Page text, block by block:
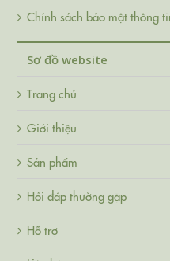
Chính sách bảo mật thông
Sơ đồ website
Trang chủ
Giới thiệu
Sản phẩm
Hỏi đáp thường gặp
Hỗ trợ